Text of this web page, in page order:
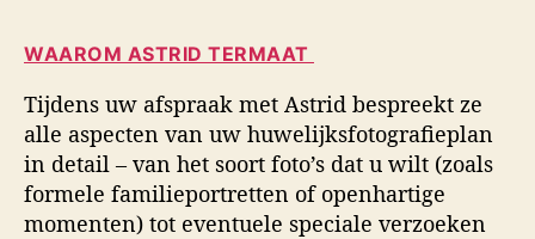
WAAROM ASTRID TERMAAT
Tijdens uw afspraak met Astrid bespreekt ze
alle aspecten van uw huwelijksfotografieplan
in detail – van het soort foto’s dat u wilt (zoals
formele familieportretten of openhartige
momenten) tot eventuele speciale verzoeken